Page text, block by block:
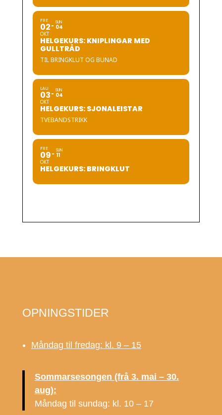
FRE
02
OKT
SUN
04
HELGEKURS: KNIPLINGAR MED
GULLTRÅD
TIL BRINGKLUT OG BUNAD
LAU
03
OKT
SUN
04
HELGEKURS: SJONALEISTAR
TVEBANDSTRIKK
FRE
09
OKT
SUN
11
HELGEKURS: BRINGKLUT
OPNINGSTIDER
Måndag til fredag: kl. 9 – 15
Sommarsesongen (frå 3. mai – 30.
aug):
Måndag til sundag: kl. 10 – 17